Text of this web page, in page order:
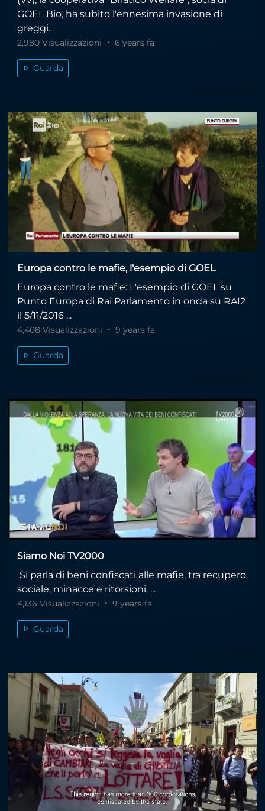
GOEL Bio, ha subìto l'ennesima invasione di
greggi...
2,980 Visualizzazioni 6 years fa
Guarda
Europa contro le mafie, l'esempio di GOEL
Europa contro le mafie: L'esempio di GOEL su
Punto Europa di Rai Parlamento in onda su RAI2
il 5/11/2016 ...
4,408 Visualizzazioni 9 years fa
Guarda
Siamo Noi TV2000
Si parla di beni confiscati alle mafie, tra recupero
sociale, minacce e ritorsioni. ...
4,136 Visualizzazioni 9 years fa
Guarda